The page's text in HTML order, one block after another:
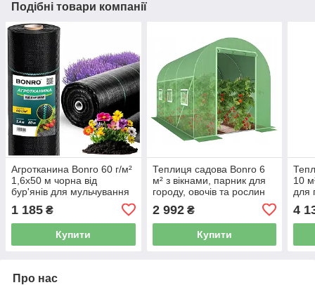
Подібні товари компанії
Агротканина Bonro 60 г/м²
1,6х50 м чорна від
бур'янів для мульчування
1 185 ₴
Купити
Теплиця садова Bonro 6
м² з вікнами, парник для
городу, овочів та рослин
2 992₴
Купити
10
для
4
Про нас